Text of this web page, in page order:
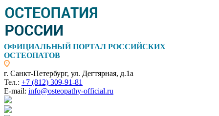
ОФИЦИАЛЬНЫЙ ПОРТАЛ РОССИЙСКИХ
ОСТЕОПАТОВ
г. Санкт-Петербург, ул. Дегтярная, д.1а
Тел.: +7 (812) 309-91-81
E-mail: info@osteopathy-official.ru